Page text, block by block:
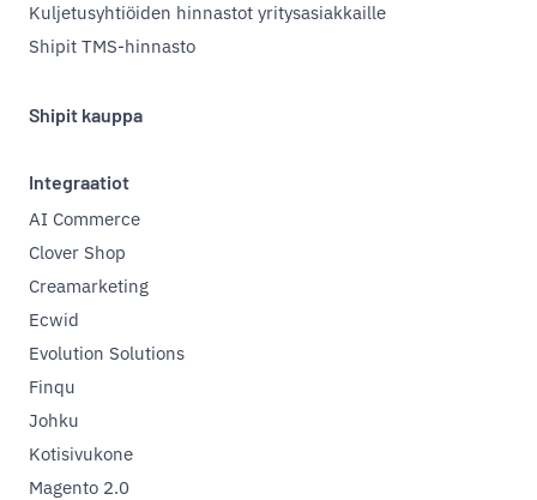
Kuljetusyhtiöiden hinnastot yritysasiakkaille
Shipit TMS-hinnasto
Shipit kauppa
Integraatiot
AI Commerce
Clover Shop
Creamarketing
Ecwid
Evolution Solutions
Finqu
Johku
Kotisivukone
Magento 2.0